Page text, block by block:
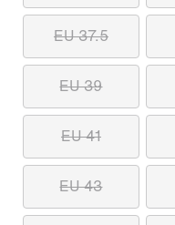
EU 37.5
EU 39
EU 41
EU 43